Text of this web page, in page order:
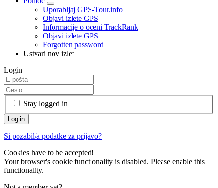
Uporabljaj GPS-Tour.info
Objavi izlete GPS
Informacije o oceni TrackRank
Objavi izlete GPS
Forgotten password
Ustvari nov izlet
Login
Stay logged in
Si pozabil/a podatke za prijavo?
Cookies have to be accepted!
Your browser's cookie functionality is disabled. Please enable this
functionality.